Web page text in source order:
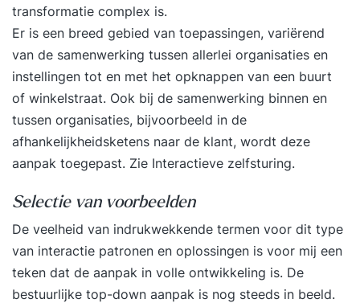
transformatie complex is.
Er is een breed gebied van toepassingen, variërend
van de samenwerking tussen allerlei organisaties en
instellingen tot en met het opknappen van een buurt
of winkelstraat. Ook bij de samenwerking binnen en
tussen organisaties, bijvoorbeeld in de
afhankelijkheidsketens naar de klant, wordt deze
aanpak toegepast. Zie Interactieve zelfsturing.
Selectie van voorbeelden
De veelheid van indrukwekkende termen voor dit type
van interactie patronen en oplossingen is voor mij een
teken dat de aanpak in volle ontwikkeling is. De
bestuurlijke top-down aanpak is nog steeds in beeld.